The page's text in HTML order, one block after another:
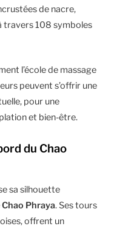
de nacre,
travers 108 symboles
l’école de massage
peuvent s’offrir une
pour une
et bien-être.
du Chao
sa silhouette
Chao Phraya. Ses tours
offrent un